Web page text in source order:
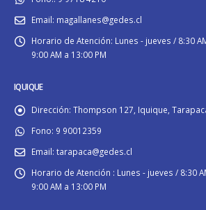
Email: magallanes@gedes.cl
Horario de Atención: Lunes - jueves / 8:30
9:00 AM a 13:00 PM
IQUIQUE
Dirección: Thompson 127, Iquique,
Fono: 9 90012359
Email: tarapaca@gedes.cl
Horario de Atención : Lunes - jueves / 8:30
9:00 AM a 13:00 PM